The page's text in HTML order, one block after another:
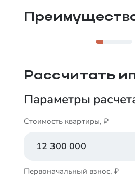
Рассчитать
Параметры
Стоимость квартиры, ₽
Первоначальный взнос, ₽